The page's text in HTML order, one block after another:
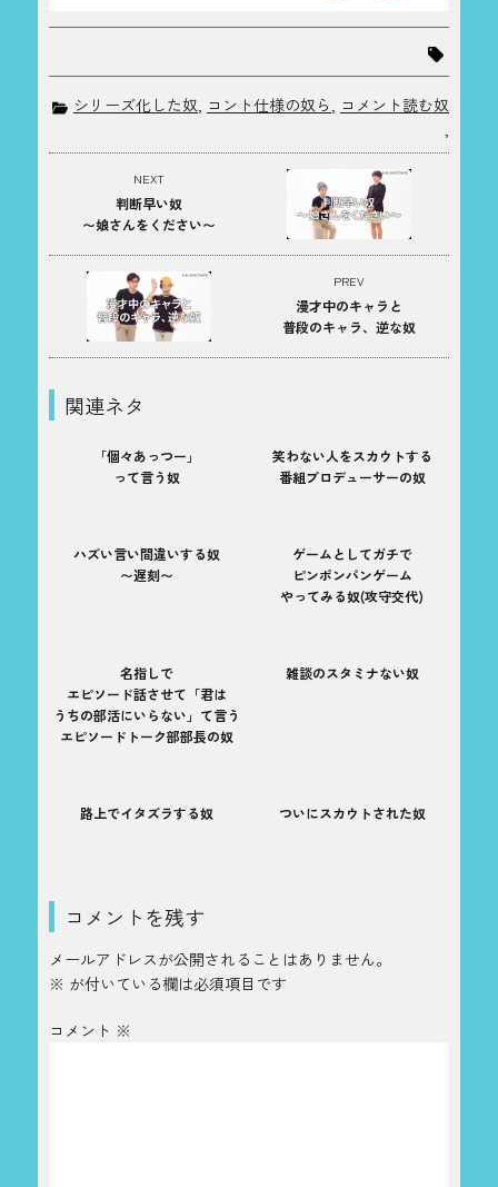
シリーズ化した奴, コント仕様の奴ら, コメント読む奴
,
PREV
漫才中のキャラと
普段のキャラ、逆な奴
NEXT
判断早い奴
〜娘さんをください〜
関連ネタ
「個々あっつー」
って言う奴
笑わない人をスカウトする
番組プロデューサーの奴
ハズい言い間違いする奴
〜遅刻〜
ゲームとしてガチで
ピンポンパンゲーム
やってみる奴(攻守交代)
名指しで
エピソード話させて「君は
うちの部活にいらない」て言う
エピソードトーク部部長の奴
雑談のスタミナない奴
路上でイタズラする奴 ついにスカウトされた奴
コメントを残す
メールアドレスが公開されることはありません。
※ が付いている欄は必須項目です
コメント ※